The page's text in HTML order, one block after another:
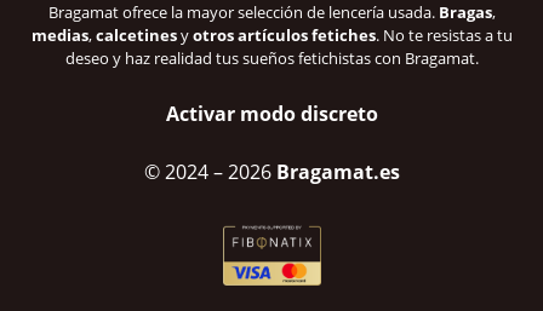
Bragamat ofrece la mayor selección de lencería usada. Bragas,
medias,calcetinesyotros artículos fetiches. No te resistas a tu
deseo y haz realidad tus sueños fetichistas con Bragamat.
Activar modo discreto
© 2024– 2026 Bragamat.es